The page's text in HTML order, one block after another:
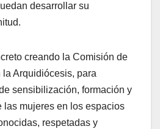
desarrollar su
creando la Comisión de
la Arquidiócesis, para
sensibilización, formación y
las mujeres en los espacios
respetadas y